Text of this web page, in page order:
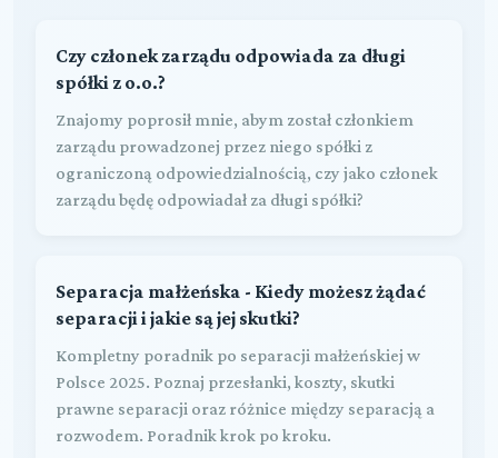
Czy członek zarządu odpowiada za długi
spółki z o.o.?
Znajomy poprosił mnie, abym został członkiem
zarządu prowadzonej przez niego spółki z
ograniczoną odpowiedzialnością, czy jako członek
zarządu będę odpowiadał za długi spółki?
Separacja małżeńska - Kiedy możesz żądać
separacji i jakie są jej skutki?
Kompletny poradnik po separacji małżeńskiej w
Polsce 2025. Poznaj przesłanki, koszty, skutki
prawne separacji oraz różnice między separacją a
rozwodem. Poradnik krok po kroku.